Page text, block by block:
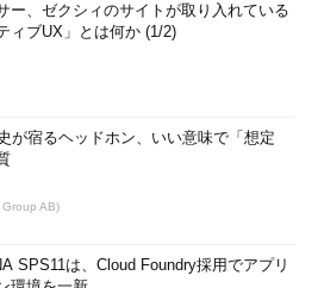
ー、ゼクシィのサイトが取り入れている
ィブUX」とは何か (1/2)
が宿るヘッドホン、いい意味で「想定
Group AB)
SPS11は、Cloud Foundry採用でアプリ